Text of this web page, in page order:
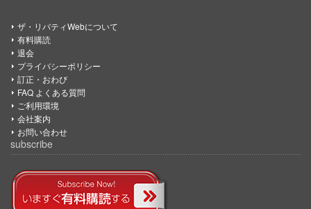
ザ・リバティWebについて
有料購読
退会
プライバシーポリシー
訂正・おわび
FAQ よくある質問
ご利用環境
会社案内
お問い合わせ
subscribe